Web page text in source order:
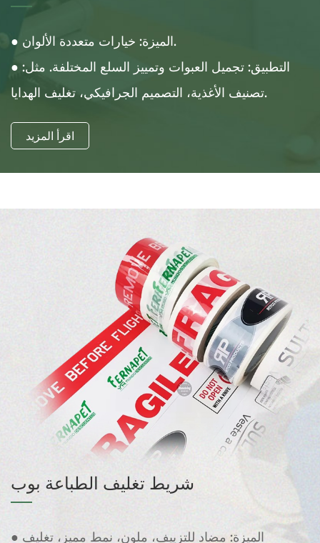
● الميزة: خيارات متعددة الألوان.
● التطبيق: تجميل العبوات وتمييز السلع المختلفة. مثل:
تصنيف الأغذية، التصميم الجرافيكي، تغليف الهدايا.
اقرأ المزيد
شريط تغليف الطباعة بوب
● الميزة: مضاد للتزييف، ملون، نمط مميز، تغليف